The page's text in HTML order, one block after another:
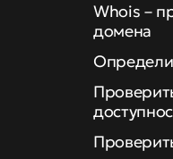
Whois –
домена